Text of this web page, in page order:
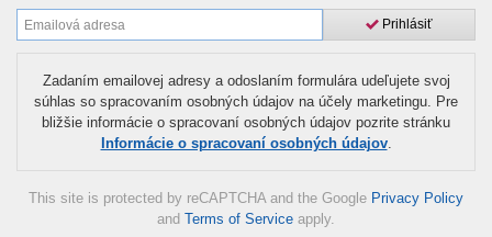
Prihlásiť
Zadaním emailovej adresy a odoslaním formulára udeľujete svoj
súhlas so spracovaním osobných údajov na účely marketingu. Pre
bližšie informácie o spracovaní osobných údajov pozrite stránku
Informácie o spracovaní osobných údajov.
This site is protected by reCAPTCHA and the Google Privacy Policy
and Terms of Service apply.